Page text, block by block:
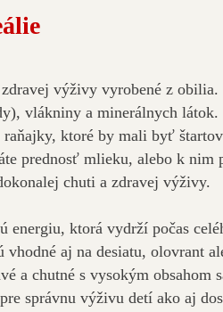
výživy vyrobené z
vlákniny a minerálnych
raňajky, ktoré by mali byť
prednosť mlieku, alebo k nim
chuti a zdravej výživy.
energiu, ktorá vydrží počas
vhodné aj na desiatu, olovrant
a chutné s vysokým obsahom
správnu výživu detí ako aj